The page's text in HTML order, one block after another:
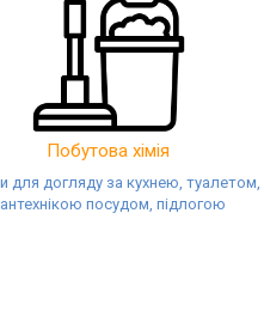
Побутова хімія
для догляду за кухнею, туалетом,
посудом, підлогою